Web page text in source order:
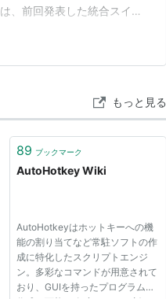
、前回発表した統合スイー
もっと見る
89 ブックマーク
AutoHotkey Wiki
AutoHotkeyはホットキーへの機
能の割り当てなど常駐ソフトの作
成に特化したスクリプトエンジ
ン。多彩なコマンドが用意されて
おり、GUIを持ったプログラムの